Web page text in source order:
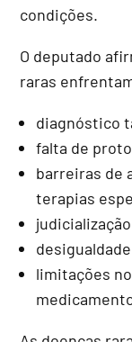
condições.
O deputado
raras
diagnóstico
falta de
barreiras de
terapias
limitações